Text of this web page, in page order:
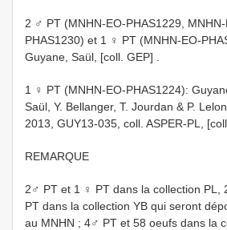
2 ♂ PT (MNHN-EO-PHAS1229, MNHN-
PHAS1230) et 1 ♀ PT (MNHN-EO-
Guyane, Saül, [coll. GEP]
1 ♀ PT (MNHN-EO-PHAS1224):
Saül, Y. Bellanger, T. Jourdan & P.
2013, GUY13-035, coll. ASPER-PL,
REMARQUE
2♂ PT et 1 ♀ PT dans la collection PL,
PT dans la collection YB qui seront
au MNHN ; 4♂ PT et 58 oeufs dans la